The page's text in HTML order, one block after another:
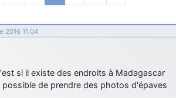
nonun peu trop loin pour moi !
parmis vous étaient-ils présent au
de 2026 ?
et tous mes meilleurs voeux à tous pour
2016 11:04
si il existe des endroits à Madagascar
possible de prendre des photos d'épaves